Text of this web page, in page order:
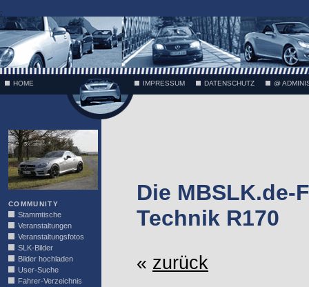
;
HOME IMPRESSUM DATENSCHUTZ @
COMMUNITY
Stammtische
Veranstaltungen
Veranstaltungsfotos
SLK-Bilder
Bilder hochladen
User-Suche
Fahrer-Verzeichnis
Die MBSLK.de-
Technik R170
« zurück